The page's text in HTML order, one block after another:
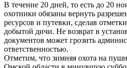
В течение 20 дней, то есть до 20
охотники обязаны вернуть
ресурсов и путевки, сделав
добытой дичи. Не возврат в
документов может грозить
ответственностью.
Отметим, что зимняя охота на